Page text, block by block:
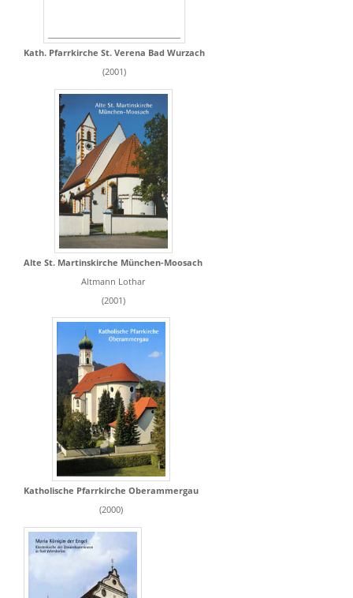
Kath. Pfarrkirche St. Verena Bad Wurzach
(2001)
Alte St. Martinskirche München-Moosach
Altmann Lothar
(2001)
Katholische Pfarrkirche Oberammergau
(2000)